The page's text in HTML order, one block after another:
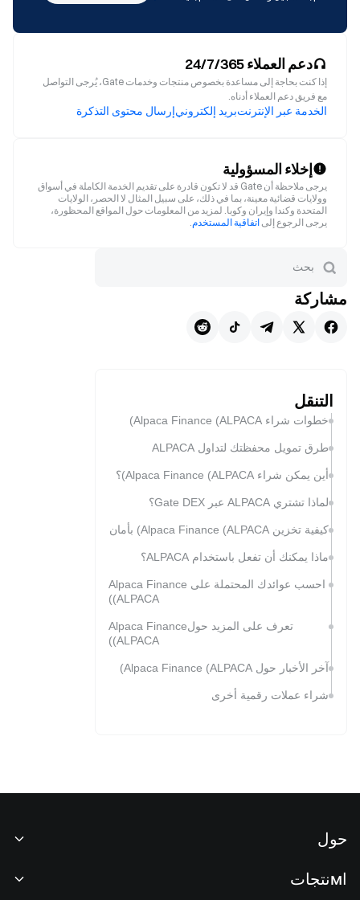
دعم العملاء 24/7/365
إذا كنت بحاجة إلى مساعدة بخصوص منتجات وخدمات Gate، يُرجى التواصل
مع فريق دعم العملاء أدناه.
الخدمة عبر الإنترنتبريد إلكترونيإرسال محتوى التذكرة
إخلاء المسؤولية
يرجى ملاحظة أن Gate قد لا تكون قادرة على تقديم الخدمة الكاملة في أسواق
وولايات قضائية معينة، بما في ذلك، على سبيل المثال لا الحصر، الولايات
المتحدة وكندا وإيران وكوبا. لمزيد من المعلومات حول المواقع المحظورة،
يرجى الرجوع إلى اتفاقية المستخدم
مشاركة
التنقل
خطوات شراء Alpaca Finance (ALPACA)
طرق تمويل محفظتك لتداول ALPACA
أين يمكن شراء Alpaca Finance (ALPACA)؟
لماذا تشتري ALPACA عبر Gate DEX؟
كيفية تخزين Alpaca Finance (ALPACA) بأمان
ماذا يمكنك أن تفعل باستخدام ALPACA؟
احسب عوائدك المحتملة على Alpaca Finance
(ALPACA)
تعرف على المزيد حولAlpaca Finance
(ALPACA)
آخر الأخبار حول Alpaca Finance (ALPACA)
شراء عملات رقمية أخرى
حول
اмنتجات